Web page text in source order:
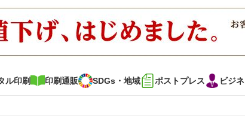
ル印刷 印刷通販 SDGs・地域 ポストプレス ビジ